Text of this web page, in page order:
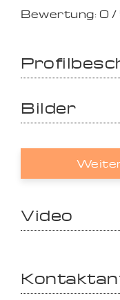
Bewertung: 0 /
Bilder
Video